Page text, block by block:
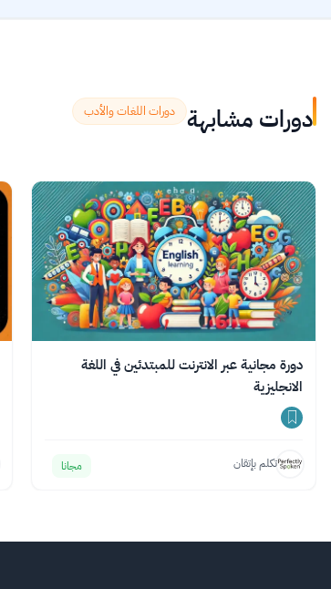
دورات مشابهة دورات اللغات والأدب
دورة مجانية عبر الانترنت للمبتدئين في اللغة
الانجليزية
تكلم بإتقان مجانا